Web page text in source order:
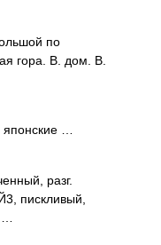
по
гора. В. дом. В.
…
разг.
пискливый,